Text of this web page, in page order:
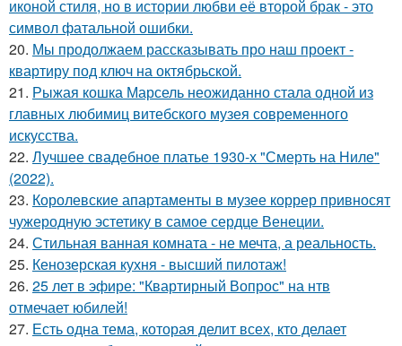
иконой стиля, но в истории любви её второй брак - это
символ фатальной ошибки.
20. Мы продолжаем рассказывать про наш проект -
квартиру под ключ на октябрьской.
21. Рыжая кошка Марсель неожиданно стала одной из
главных любимиц витебского музея современного
искусства.
22. Лучшее свадебное платье 1930-х "Смерть на Ниле"
(2022).
23. Королевские апартаменты в музее коррер привносят
чужеродную эстетику в самое сердце Венеции.
24. Стильная ванная комната - не мечта, а реальность.
25. Кенозерская кухня - высший пилотаж!
26. 25 лет в эфире: "Квартирный Вопрос" на нтв
отмечает юбилей!
27. Есть одна тема, которая делит всех, кто делает